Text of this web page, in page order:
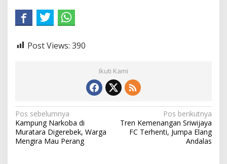
Post Views: 390
Ikuti Kami
N
a
v
Pos sebelumnya
Kampung Narkoba di
Muratara Digerebek, Warga
Mengira Mau Perang
Pos berikutnya
Tren Kemenangan Sriwijaya
FC Terhenti, Jumpa Elang
Andalas